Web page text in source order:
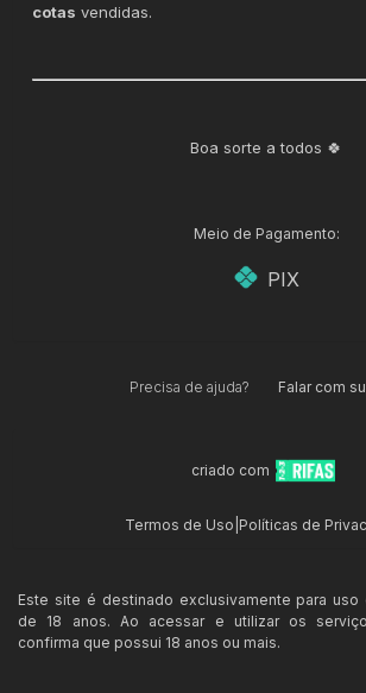
cotas vendidas.
Boa sorte a todos 🍀
Meio de Pagamento:
PIX
Precisa de ajuda? Falar com
criado com
Termos de Uso Políticas de
Este site é destinado exclusivamente para
de 18 anos. Ao acessar e utilizar os
confirma que possui 18 anos ou mais.